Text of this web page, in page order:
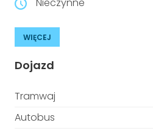
WIĘCEJ
Dojazd
Tramwaj
Autobus